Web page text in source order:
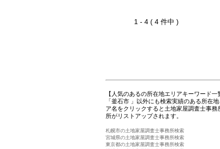
1 - 4 ( 4 件中 )
【人気のあるの所在地エリアキーワード一
「釜石市 」以外にも検索実績のある所在
ア名をクリックすると土地家屋調査士事
所がリストアップされます。
札幌市の土地家屋調査士事務所検索
宮城県の土地家屋調査士事務所検索
東京都の土地家屋調査士事務所検索